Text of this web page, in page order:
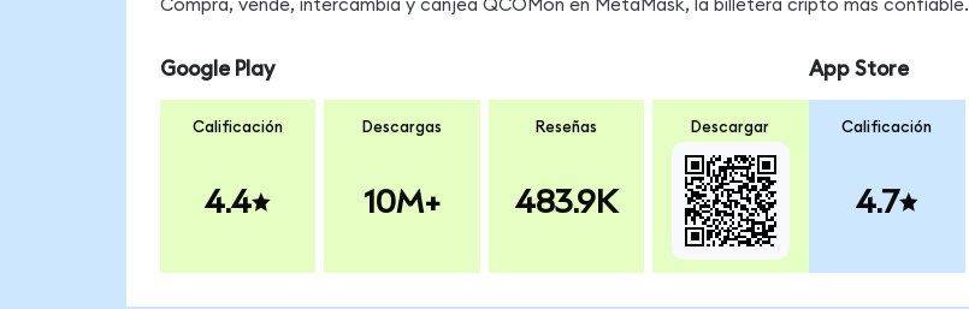
Compra, vende, intercambia y canjea QCOMon en MetaMask, la billetera cripto más confiable.
Google Play
Calificación
4.4
Descargas
10M+
Reseñas
483.9K
Descargar
App Store
Calificación
4.7